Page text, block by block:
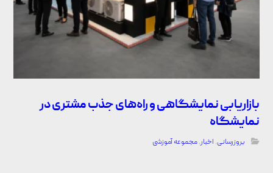
بازاریابی نمایشگاهی و راه‌های جذب مشتری در
نمایشگاه
بروزرسانی, اخبار,مجموعه آموزشی